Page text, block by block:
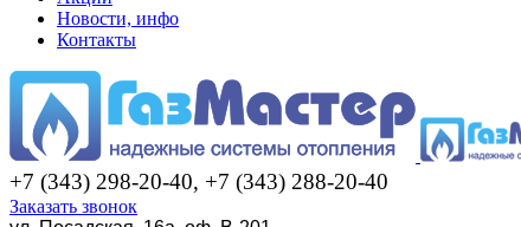
Новости, инфо
Контакты
+7 (343) 298-20-40, +7 (343) 288-20-40
Заказать звонок